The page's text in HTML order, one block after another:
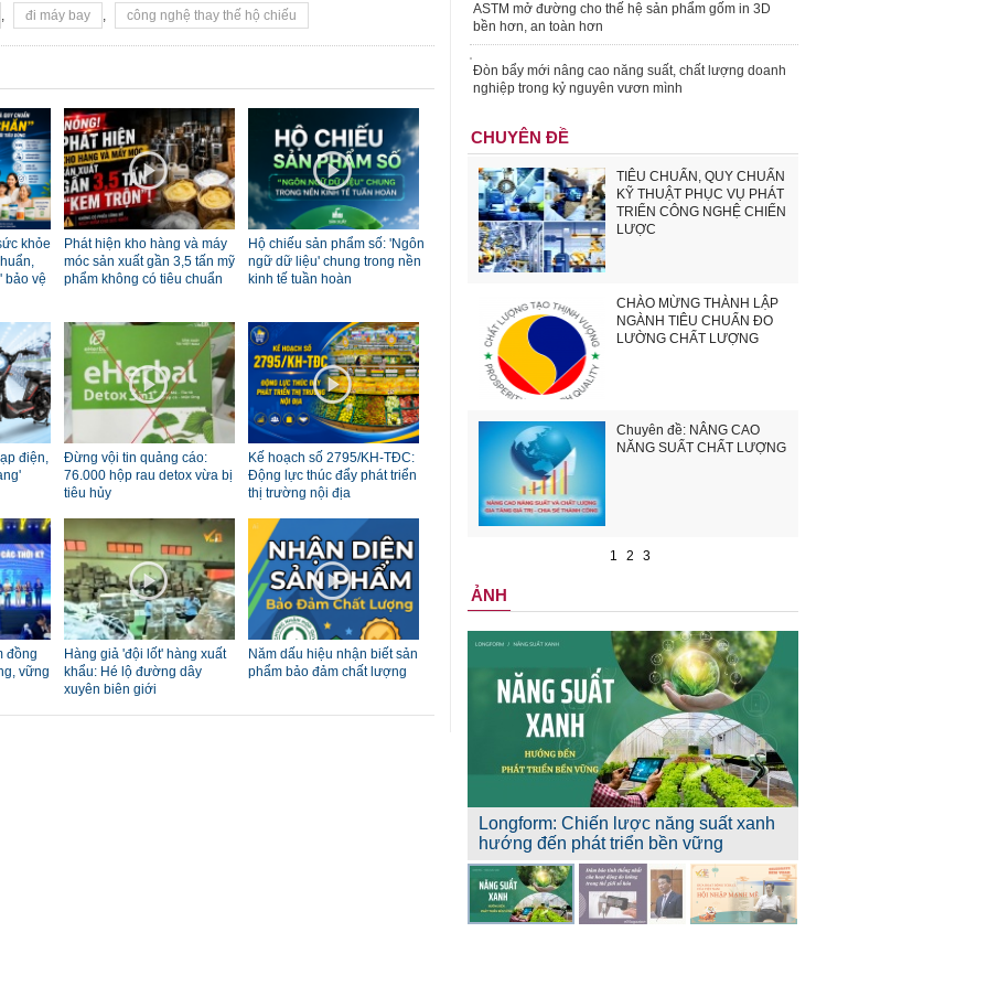
, đi máy bay , công nghệ thay thế hộ chiếu
khỏe
bảo vệ
Phát hiện kho hàng và máy
móc sản xuất gần 3,5 tấn mỹ
phẩm không có tiêu chuẩn
Hộ chiếu sản phẩm số: 'Ngôn
ngữ dữ liệu' chung trong nền
kinh tế tuần hoàn
điện,
Đừng vội tin quảng cáo:
76.000 hộp rau detox vừa bị
tiêu hủy
Kế hoạch số 2795/KH-TĐC:
Động lực thúc đẩy phát triển
thị trường nội địa
đồng
vững
Hàng giả 'đội lốt' hàng xuất
khẩu: Hé lộ đường dây
xuyên biên giới
Năm dấu hiệu nhận biết sản
phẩm bảo đảm chất lượng
ASTM mở đường cho thế hệ sản phẩm gốm in 3D
bền hơn, an toàn hơn
Đòn bẩy mới nâng cao năng suất, chất lượng doanh
nghiệp trong kỷ nguyên vươn mình
CHUYÊN ĐỀ
TIÊU CHUẨN, QUY CHUẨN
KỸ THUẬT PHỤC VỤ PHÁT
TRIỂN CÔNG NGHỆ CHIẾN
LƯỢC
CHÀO MỪNG THÀNH LẬP
NGÀNH TIÊU CHUẨN ĐO
LƯỜNG CHẤT LƯỢNG
Chuyên đề: NÂNG CAO
NĂNG SUẤT CHẤT LƯỢNG
1 2 3
ẢNH
Longform: Chiến lược năng suất xanh
hướng đến phát triển bền vững